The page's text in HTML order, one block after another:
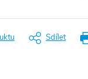
Sdílet